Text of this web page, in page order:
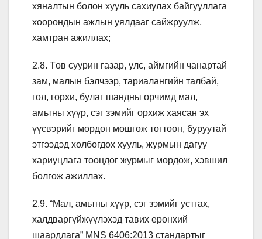
хяналтын болон хууль сахиулах байгууллага
хоорондын ажлын уялдааг сайжруулж,
хамтран ажиллах;
2.8. Төв суурин газар, улс, аймгийн чанартай
зам, малын бэлчээр, тариалангийн талбай,
гол, горхи, булаг шандны орчимд мал,
амьтны хүүр, сэг зэмийг орхиж хаясан эх
үүсвэрийг мөрдөн мөшгөж тогтоон, буруутай
этгээдэд холбогдох хууль, журмын дагуу
хариуцлага тооцдог журмыг мөрдөж, хэвшил
болгож ажиллах.
2.9. “Мал, амьтны хүүр, сэг зэмийг устгах,
халдваргүйжүүлэхэд тавих ерөнхий
шаардлага” MNS 6406:2013 стандартыг